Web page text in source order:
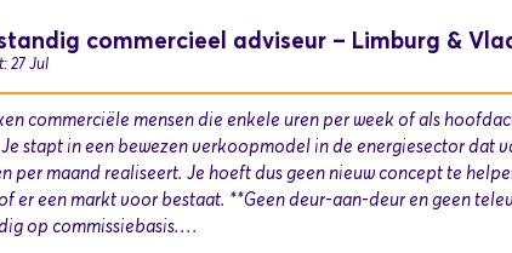
commercieel adviseur – Limburg &
27 Jul
commerciële mensen die enkele uren per week of als
stapt in een bewezen verkoopmodel in de energiesector dat
per maand realiseert. Je hoeft dus geen nieuw concept te
er een markt voor bestaat. **Geen deur-aan-deur en geen
op commissiebasis.…